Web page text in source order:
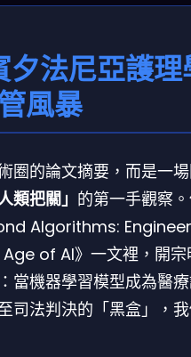
夕法尼亞護理
風暴
圈的論文摘要，而是一
類把關」 的第一手觀察
Algorithms:
of AI》一文裡，開宗
當機器學習模型成為醫
司法判決的「黑盒」，